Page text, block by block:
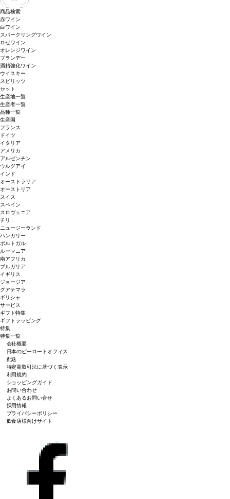
商品検索
赤ワイン
白ワイン
スパークリングワイン
ロゼワイン
オレンジワイン
ブランデー
酒精強化ワイン
ウイスキー
スピリッツ
セット
生産地一覧
生産者一覧
品種一覧
生産国
フランス
ドイツ
イタリア
アメリカ
アルゼンチン
ウルグアイ
インド
オーストラリア
オーストリア
スイス
スペイン
スロヴェニア
チリ
ニュージーランド
ハンガリー
ポルトガル
ルーマニア
南アフリカ
ブルガリア
イギリス
ジョージア
グアテマラ
ギリシャ
サービス
ギフト特集
ギフトラッピング
特集
特集一覧
会社概要
日本のピーロートオフィス
配送
特定商取引法に基づく表示
利用規約
ショッピングガイド
お問い合わせ
よくあるお問い合せ
採用情報
プライバシーポリシー
飲食店様向けサイト